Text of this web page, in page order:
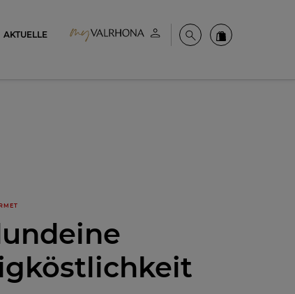
Mein konto SucheValrhona
AKTUELLE